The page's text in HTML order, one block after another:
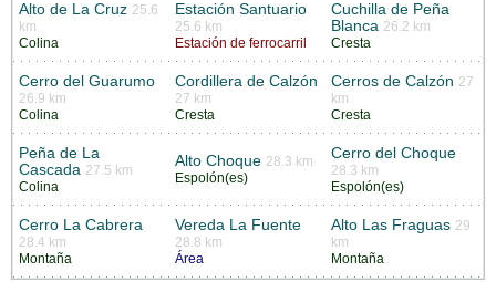
Alto de La Cruz 25.6
km
Colina
Estación Santuario
25.6 km
Estación de ferrocarril
Cuchilla de Peña
Blanca 26.2 km
Cresta
Cerro del Guarumo
26.9 km
Colina
Cordillera de Calzón
27 km
Cresta
Cerros de Calzón 27
km
Cresta
Peña de La
Cascada 27.5 km
Colina
Alto Choque 28.3 km
Espolón(es)
Cerro del Choque
28.3 km
Espolón(es)
Cerro La Cabrera
28.4 km
Montaña
Vereda La Fuente
28.8 km
Área
Alto Las Fraguas 29
km
Montaña